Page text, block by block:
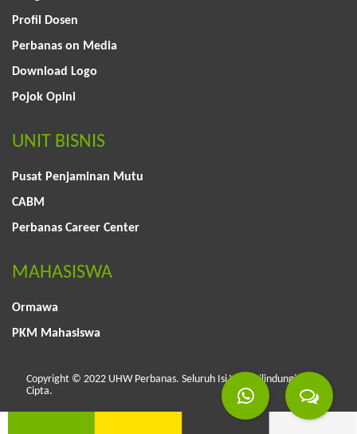
Profil Dosen
Perbanas on Media
Download Logo
Pojok Opini
UNIT BISNIS
Pusat Penjaminan Mutu
CABM
Perbanas Career Center
MAHASISWA
Ormawa
PKM Mahasiswa
Copyright © 2022 UHW Perbanas. Seluruh Isi Web Dilindungi Hak
Cipta.